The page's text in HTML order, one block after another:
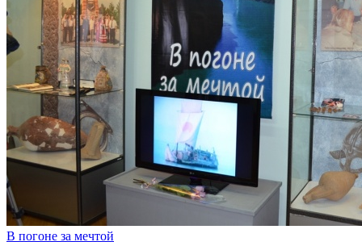
В погоне за мечтой